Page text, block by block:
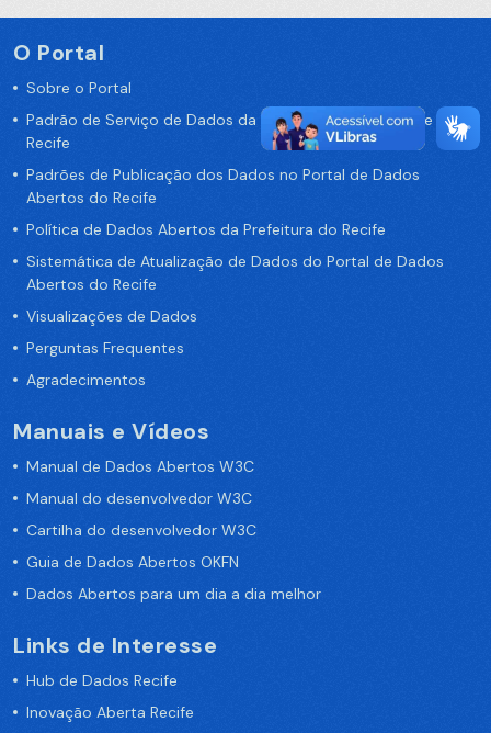
O Portal
Sobre o Portal
Padrão de Serviço de Dados da Prefeitura da Cidade de
Recife
Padrões de Publicação dos Dados no Portal de Dados
Abertos do Recife
Política de Dados Abertos da Prefeitura do Recife
Sistemática de Atualização de Dados do Portal de Dados
Abertos do Recife
Visualizações de Dados
Perguntas Frequentes
Agradecimentos
Manuais e Vídeos
Manual de Dados Abertos W3C
Manual do desenvolvedor W3C
Cartilha do desenvolvedor W3C
Guia de Dados Abertos OKFN
Dados Abertos para um dia a dia melhor
Links de Interesse
Hub de Dados Recife
Inovação Aberta Recife